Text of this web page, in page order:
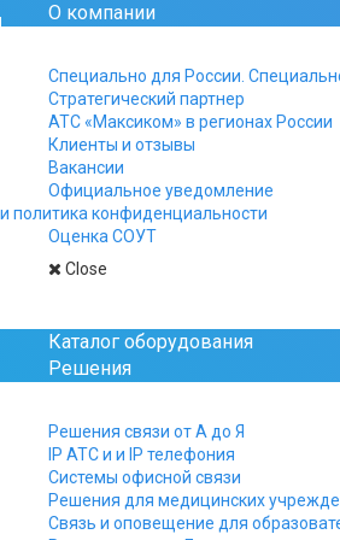
О компании
Специально для России.
Стратегический партнер
АТС «Максиком» в регионах России
Клиенты и отзывы
Вакансии
Официальное уведомление
и политика конфиденциальности
Оценка СОУТ
Close
Каталог оборудования
Решения
Решения связи от А до Я
IP АТС и и IP телефония
Системы офисной связи
Решения для медицинских
Связь и оповещение для
Главная